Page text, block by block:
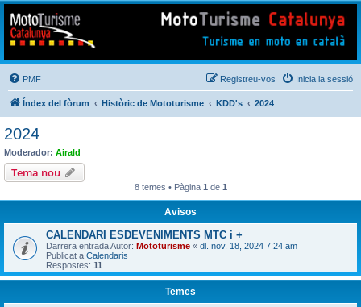
Mototurisme
Turisme en moto en català
PMF Inicia la sessió
Registreu-vos
Índex del fòrum Històric de Mototurisme KDD's 2024
2024
Moderador: Airald
Tema nou
8 temes • Pàgina 1 de 1
Avisos
CALENDARI ESDEVENIMENTS MTC i +
Darrera entrada Autor: Mototurisme « dl. nov. 18, 2024 7:24 am
Publicat a Calendaris
Respostes: 11
Temes